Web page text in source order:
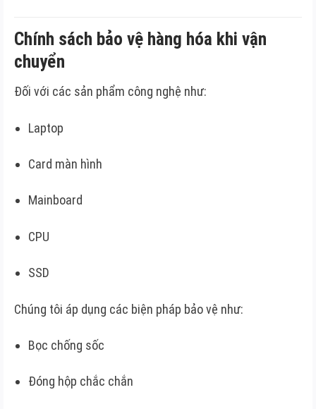
Chính sách bảo vệ hàng hóa khi vận
chuyển
Đối với các sản phẩm công nghệ như:
Laptop
Card màn hình
Mainboard
CPU
SSD
Chúng tôi áp dụng các biện pháp bảo vệ như:
Bọc chống sốc
Đóng hộp chắc chắn